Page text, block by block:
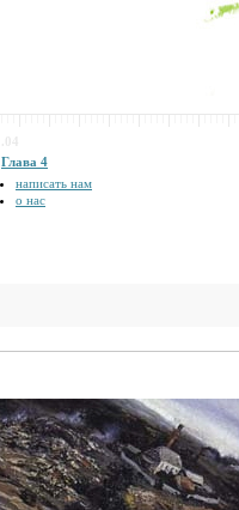
Глава 4
написать нам
о нас